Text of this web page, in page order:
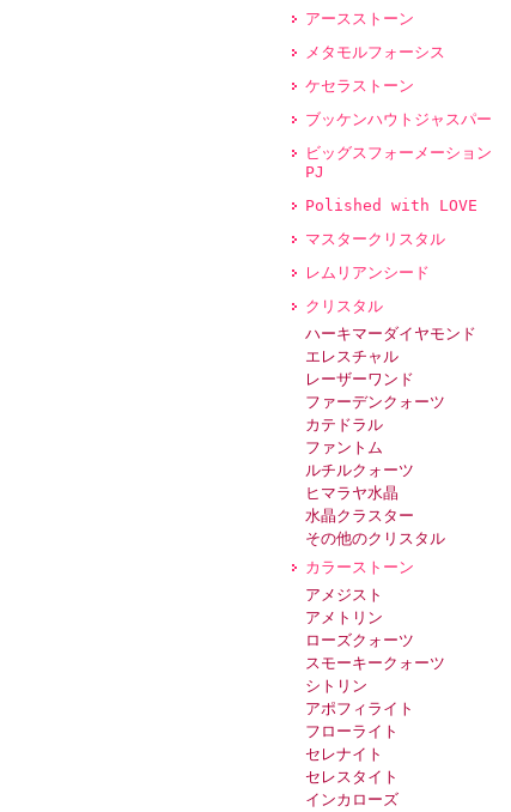
アースストーン
メタモルフォーシス
ケセラストーン
ブッケンハウトジャスパー
ビッグスフォーメーション
PJ
Polished with LOVE
マスタークリスタル
レムリアンシード
クリスタル
ハーキマーダイヤモンド
エレスチャル
レーザーワンド
ファーデンクォーツ
カテドラル
ファントム
ルチルクォーツ
ヒマラヤ水晶
水晶クラスター
その他のクリスタル
カラーストーン
アメジスト
アメトリン
ローズクォーツ
スモーキークォーツ
シトリン
アポフィライト
フローライト
セレナイト
セレスタイト
インカローズ